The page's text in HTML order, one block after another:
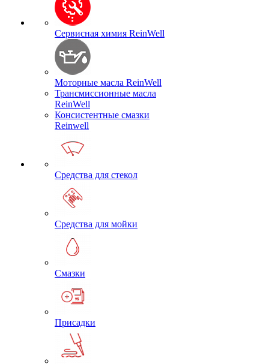
Сервисная химия ReinWell
Моторные масла ReinWell
Трансмиссионные масла
ReinWell
Консистентные смазки
Reinwell
Средства для стекол
Средства для мойки
Смазки
Присадки